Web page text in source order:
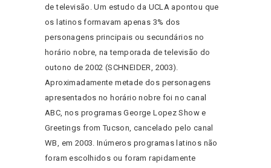
de televisão. Um estudo da UCLA apontou que
os latinos formavam apenas 3% dos
personagens principais ou secundários no
horário nobre, na temporada de televisão do
outono de 2002 (SCHNEIDER, 2003).
Aproximadamente metade dos personagens
apresentados no horário nobre foi no canal
ABC, nos programas George Lopez Show e
Greetings from Tucson, cancelado pelo canal
WB, em 2003. Inúmeros programas latinos não
foram escolhidos ou foram rapidamente